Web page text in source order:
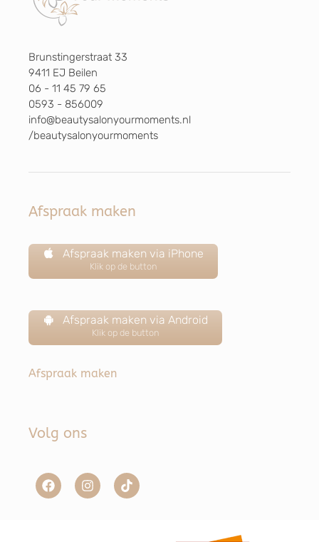
Brunstingerstraat 33
9411 EJ Beilen
06 - 11 45 79 65
0593 - 856009
info@beautysalonyourmoments.nl
/beautysalonyourmoments
Afspraak maken
Afspraak maken via iPhone
Klik op de button
Afspraak maken via Android
Klik op de button
Afspraak maken
Volg ons